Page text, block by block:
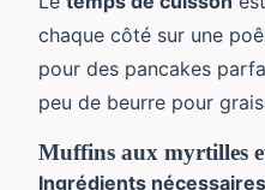
chaque côté sur une
pour des pancakes
peu de beurre pour
Muffins aux myrtilles
Ingrédients nécessaires